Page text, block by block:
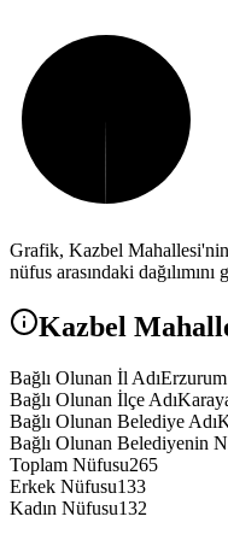
Grafik, Kazbel
nüfus arasındaki dağılımını
Kazbel
Bağlı Olunan İl AdıErzurum
Bağlı Olunan İlçe Adı
Bağlı Olunan Belediye Adı
Bağlı Olunan Belediyenin
Toplam Nüfusu265
Erkek Nüfusu133
Kadın Nüfusu132